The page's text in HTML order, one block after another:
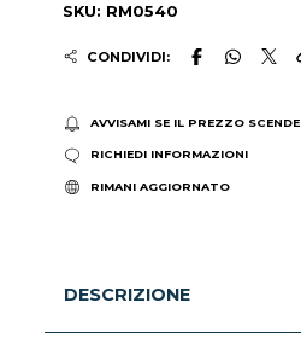
SKU: RM0540
CONDIVIDI:
AVVISAMI SE IL PREZZO SCENDE
RICHIEDI INFORMAZIONI
RIMANI AGGIORNATO
DESCRIZIONE